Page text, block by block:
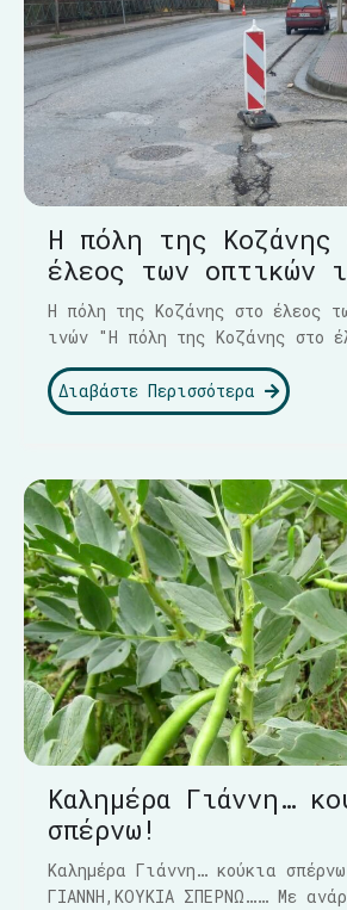
Η πόλη της Κοζάνης
έλεος των οπτικών
Η πόλη της Κοζάνης στο έλεος
ινών "Η πόλη της Κοζάνης στο
Διαβάστε Περισσότερα
Καλημέρα Γιάννη…
σπέρνω!
Καλημέρα Γιάννη… κούκια
ΓΙΑΝΝΗ,ΚΟΥΚΙΑ ΣΠΕΡΝΩ…… Με